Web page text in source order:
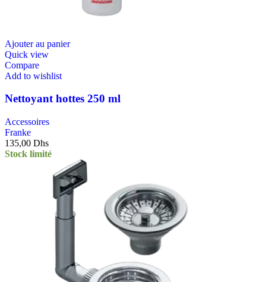
Ajouter au panier
Quick view
Compare
Add to wishlist
Nettoyant hottes 250 ml
Accessoires
Franke
135,00 Dhs
Stock limité